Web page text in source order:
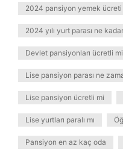
2024 pansiyon yemek
2024 yılı yurt parası ne kadar
Devlet pansiyonları ücretli mi
Lise pansiyon parası ne
Lise pansiyon ücretli mi
Lise yurtları paralı mı
Pansiyon en az kaç oda